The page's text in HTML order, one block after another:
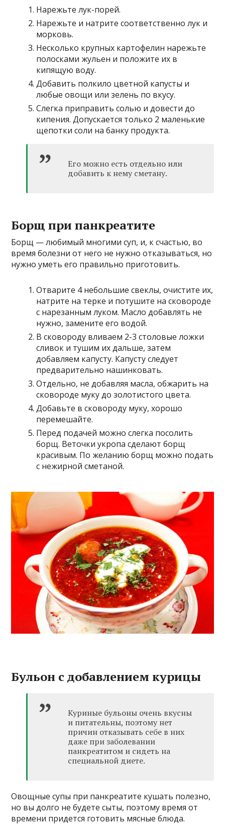
Нарежьте лук-порей.
Нарежьте и натрите соответственно лук и
морковь.
Несколько крупных картофелин нарежьте
полосками жульен и положите их в
кипящую воду.
Добавить полкило цветной капусты и
любые овощи или зелень по вкусу.
Слегка приправить солью и довести до
кипения. Допускается только 2 маленькие
щепотки соли на банку продукта.
Его можно есть отдельно или
добавить к нему сметану.
Борщ при панкреатите
Борщ — любимый многими суп, и, к счастью, во
время болезни от него не нужно отказываться, но
нужно уметь его правильно приготовить.
Отварите 4 небольшие свеклы, очистите их,
натрите на терке и потушите на сковороде
с нарезанным луком. Масло добавлять не
нужно, замените его водой.
В сковороду вливаем 2-3 столовые ложки
сливок и тушим их дальше, затем
добавляем капусту. Капусту следует
предварительно нашинковать.
Отдельно, не добавляя масла, обжарить на
сковороде муку до золотистого цвета.
Добавьте в сковороду муку, хорошо
перемешайте.
Перед подачей можно слегка посолить
борщ. Веточки укропа сделают борщ
красивым. По желанию борщ можно подать
с нежирной сметаной.
Бульон с добавлением курицы
Куриные бульоны очень вкусны
и питательны, поэтому нет
причин отказывать себе в них
даже при заболевании
панкреатитом и сидеть на
специальной диете.
Овощные супы при панкреатите кушать полезно,
но вы долго не будете сыты, поэтому время от
времени придется готовить мясные блюда.